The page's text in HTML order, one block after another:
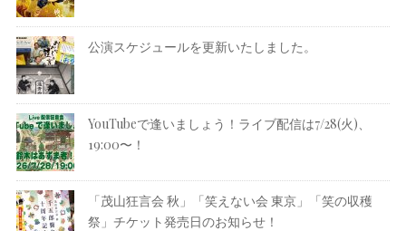
公演スケジュールを更新いたしました。
YouTubeで逢いましょう！ライブ配信は7/28(火)、
19:00〜！
「茂山狂言会 秋」「笑えない会 東京」「笑の収穫
祭」チケット発売日のお知らせ！